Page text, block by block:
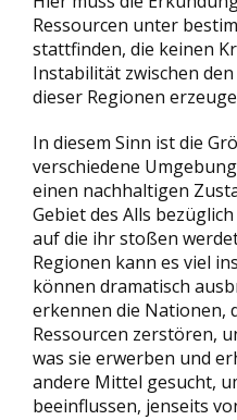
Ressourcen unter
stattfinden, die keinen
Instabilität zwischen
dieser Regionen
In diesem Sinn ist die
verschiedene
einen nachhaltigen
Gebiet des Alls
auf die ihr stoßen
Regionen kann es viel
können dramatisch
erkennen die Nationen,
Ressourcen zerstören,
was sie erwerben und
andere Mittel gesucht,
beeinflussen, jenseits